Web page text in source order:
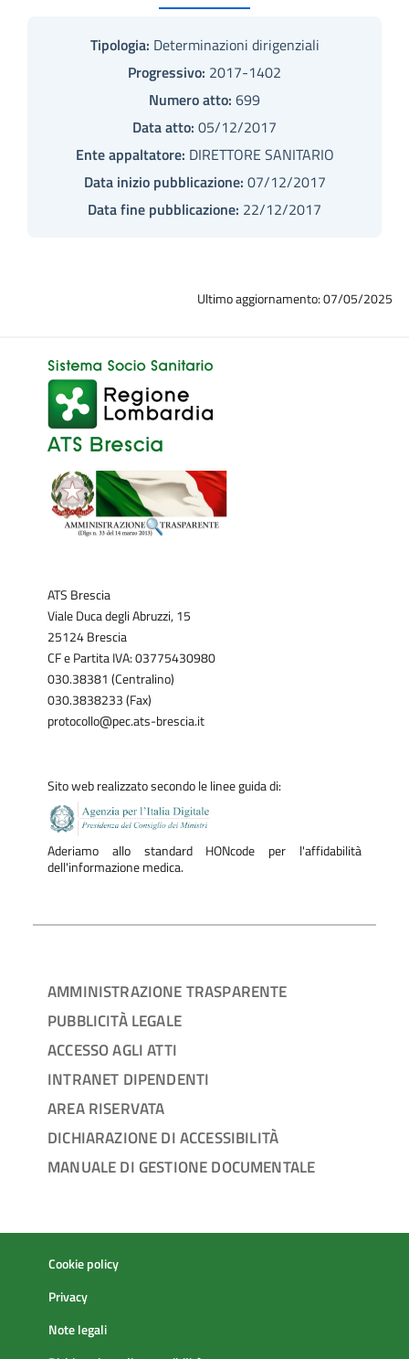
Tipologia: Determinazioni dirigenziali
Progressivo: 2017-1402
Numero atto: 699
Data atto: 05/12/2017
Ente appaltatore: DIRETTORE SANITARIO
Data inizio pubblicazione: 07/12/2017
Data fine pubblicazione: 22/12/2017
Ultimo aggiornamento: 07/05/2025
ATS Brescia
Viale Duca degli Abruzzi, 15
25124 Brescia
CF e Partita IVA: 03775430980
030.38381 (Centralino)
030.3838233 (Fax)
protocollo@pec.ats-brescia.it
Sito web realizzato secondo le linee guida di:
Aderiamo allo standard HONcode per l'affidabilità
dell'informazione medica.
AMMINISTRAZIONE TRASPARENTE
PUBBLICITÀ LEGALE
ACCESSO AGLI ATTI
INTRANET DIPENDENTI
AREA RISERVATA
DICHIARAZIONE DI ACCESSIBILITÀ
MANUALE DI GESTIONE DOCUMENTALE
Cookie policy
Privacy
Note legali